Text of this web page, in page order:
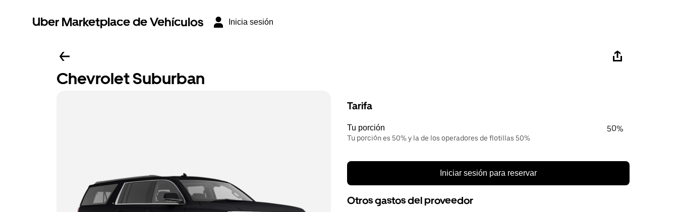
Uber Marketplace de Vehículos Inicia sesión
Chevrolet Suburban
Tarifa
Tu porción
Tu porción es 50% y la de los operadores de flotillas 50%
50%
Iniciar sesión para reservar
Otros gastos del proveedor